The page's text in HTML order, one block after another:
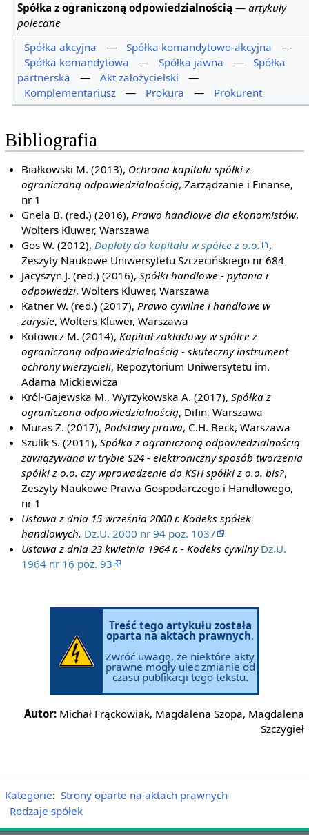
Spółka z ograniczoną odpowiedzialnością —artykuły
polecane
Spółka akcyjna
— Spółka komandytowo-akcyjna
—
Spółka komandytowa
— Spółka jawna —
Spółka
partnerska
— Akt założycielski
—
Komplementariusz
— Prokura — Prokurent
Bibliografia
Białkowski M. (2013), Ochrona kapitału spółki z
ograniczoną odpowiedzialnością, Zarządzanie i Finanse,
nr 1
Gnela B. (red.) (2016),Prawo handlowe dla ekonomistów,
Wolters Kluwer, Warszawa
Gos W. (2012),Dopłaty do kapitału w spółce z o.o.
,
Zeszyty Naukowe Uniwersytetu Szczecińskiego nr 684
Jacyszyn J. (red.) (2016),Spółki handlowe - pytania i
odpowiedzi, Wolters Kluwer, Warszawa
Katner W. (red.) (2017),Prawo cywilne i handlowe w
zarysie, Wolters Kluwer, Warszawa
Kotowicz M. (2014),Kapitał zakładowy w spółce z
ograniczoną odpowiedzialnością - skuteczny instrument
ochrony wierzycieli, Repozytorium Uniwersytetu im.
Adama Mickiewicza
Król-Gajewska M., Wyrzykowska A. (2017),Spółka z
ograniczona odpowiedzialnością, Difin, Warszawa
Muras Z. (2017),Podstawy prawa, C.H. Beck, Warszawa
Szulik S. (2011),Spółka z ograniczoną odpowiedzialnością
zawiązywana w trybie S24 - elektroniczny sposób tworzenia
spółki z o.o. czy wprowadzenie do KSH spółki z o.o. bis?,
Zeszyty Naukowe Prawa Gospodarczego i Handlowego,
nr 1
Ustawa z dnia 15 września 2000 r. Kodeks spółek
handlowych. Dz.U. 2000 nr 94 poz. 1037
Ustawa z dnia 23 kwietnia 1964 r. - Kodeks cywilny Dz.U.
1964 nr 16 poz. 93
Treść tego artykułu została
oparta na aktach prawnych.
Zwróć uwagę, że niektóre akty
prawne mogły ulec zmianie od
czasu publikacji tego tekstu.
Autor: Michał Frąckowiak, Magdalena Szopa, Magdalena
Szczygieł
Kategorie: Strony oparte na aktach prawnych
Rodzaje spółek